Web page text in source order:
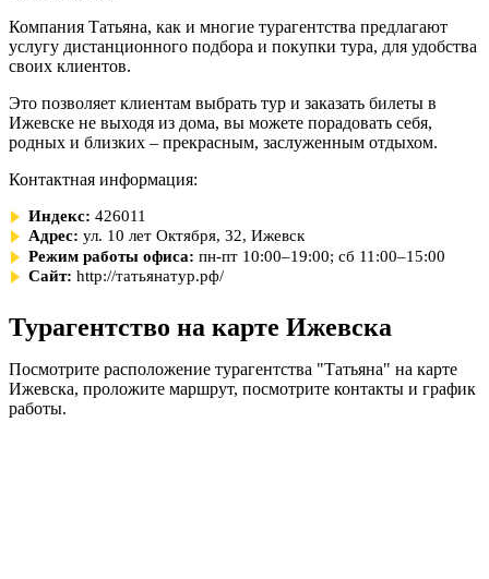
Компания Татьяна, как и многие турагентства предлагают
услугу дистанционного подбора и покупки тура, для удобства
своих клиентов.
Это позволяет клиентам выбрать тур и заказать билеты в
Ижевске не выходя из дома, вы можете порадовать себя,
родных и близких – прекрасным, заслуженным отдыхом.
Контактная информация:
Индекс: 426011
Адрес: ул. 10 лет Октября, 32, Ижевск
Режим работы офиса: пн-пт 10:00–19:00; сб 11:00–15:00
Сайт: http://татьянатур.рф/
Турагентство на карте Ижевска
Посмотрите расположение турагентства "Татьяна" на карте
Ижевска, проложите маршрут, посмотрите контакты и график
работы.